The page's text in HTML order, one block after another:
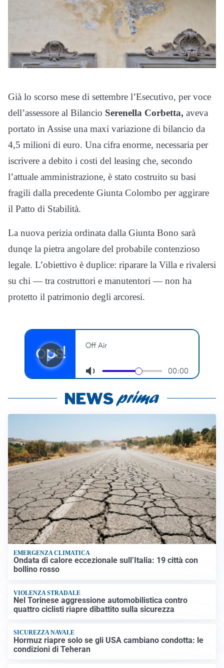
Già lo scorso mese di settembre l’Esecutivo, per voce
dell’assessore al Bilancio Serenella Corbetta, aveva
portato in Assise una maxi variazione di bilancio da
4,5 milioni di euro. Una cifra enorme, necessaria per
iscrivere a debito i costi del leasing che, secondo
l’attuale amministrazione, è stato costruito su basi
fragili dalla precedente Giunta Colombo per aggirare
il Patto di Stabilità.
La nuova perizia ordinata dalla Giunta Bono sarà
dunqe la pietra angolare del probabile contenzioso
legale. L’obiettivo è duplice: riparare la Villa e rivalersi
su chi — tra costruttori e manutentori — non ha
protetto il patrimonio degli arcoresi.
EMERGENZA CLIMATICA
Ondata di calore eccezionale sull’Italia: 19 città con
bollino rosso
VIOLENZA STRADALE
Nel Torinese aggressione automobilistica contro
quattro ciclisti riapre dibattito sulla sicurezza
SICUREZZA NAVALE
Hormuz riapre solo se gli USA cambiano condotta: le
condizioni di Teheran